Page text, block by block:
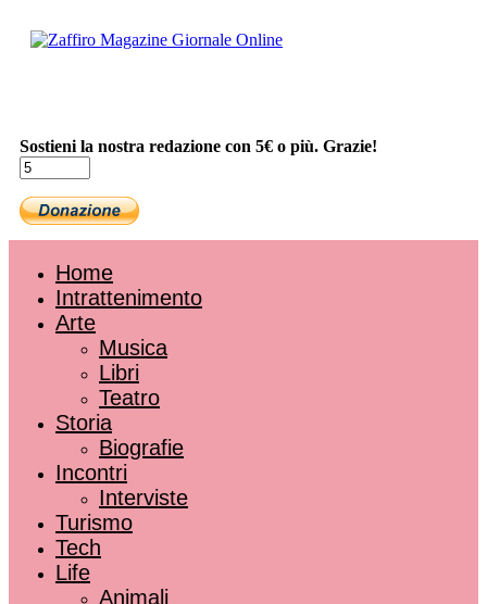
Sostieni la nostra redazione con 5€ o più. Grazie!
Home
Intrattenimento
Arte
Musica
Libri
Teatro
Storia
Biografie
Incontri
Interviste
Turismo
Tech
Life
Animali